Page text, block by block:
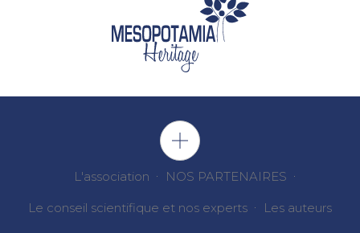
L'association NOS PARTENAIRES
Le conseil scientifique et nos experts Les auteurs